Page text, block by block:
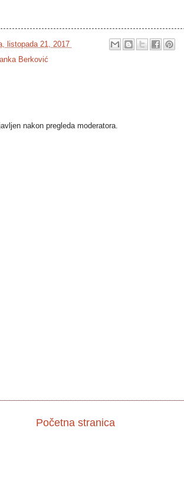
listopada 21, 2017
Berković
nakon pregleda moderatora.
Početna stranica